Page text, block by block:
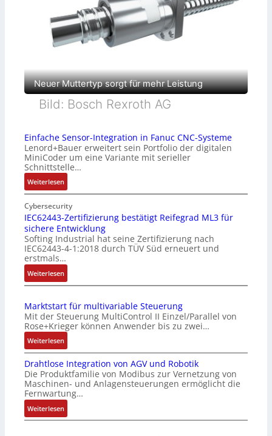
Neuer Muttertyp sorgt für mehr Leistung
Bild: Bosch Rexroth AG
Einfache Sensor-Integration in Fanuc CNC-Systeme
Lenord+Bauer erweitert sein Portfolio der digitalen
MiniCoder um eine Variante mit serieller
Schnittstelle…
Weiterlesen:
E
i
n
f
a
c
h
e
S
n
s
o
r
-
n
t
e
g
r
Cybersecurity
IEC62443-Zertifizierung bestätigt Reifegrad ML3 für
sichere Entwicklung
Softing Industrial hat seine Zertifizierung nach
IEC62443-4-1:2018 durch TÜV Süd erneuert und
erstmals…
Weiterlesen:
I
C
6
2
4
4
-
Z
e
r
t
Marktstart für multivariable Steuerung
Mit der Steuerung MultiControl II Einzel/Parallel von
Rose+Krieger können Anwender bis zu zwei…
Weiterlesen:
M
a
r
k
t
s
t
Drahtlose Integration von AGV und Robotik
Die Produktfamilie von Modibus zur Vernetzung von
Maschinen- und Anlagensteuerungen ermöglicht die
Fernwartung…
Weiterlesen:
D